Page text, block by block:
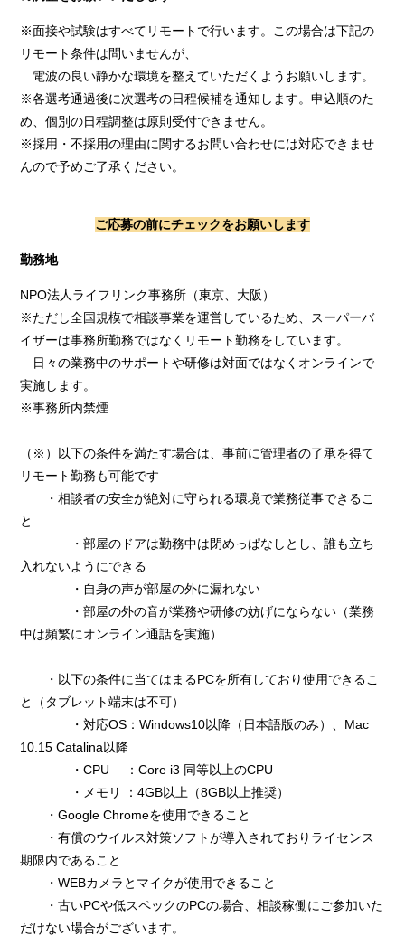
※面接や試験はすべてリモートで行います。この場合は下記の
リモート条件は問いませんが、
電波の良い静かな環境を整えていただくようお願いします。
※各選考通過後に次選考の日程候補を通知します。申込順のた
め、個別の日程調整は原則受付できません。
※採用・不採用の理由に関するお問い合わせには対応できませ
んので予めご了承ください。
ご応募の前にチェックをお願いします
勤務地
NPO法人ライフリンク事務所（東京、大阪）
※ただし全国規模で相談事業を運営しているため、スーパーバ
イザーは事務所勤務ではなくリモート勤務をしています。
日々の業務中のサポートや研修は対面ではなくオンラインで
実施します。
※事務所内禁煙
（※）以下の条件を満たす場合は、事前に管理者の了承を得て
リモート勤務も可能です
・相談者の安全が絶対に守られる環境で業務従事できるこ
と
・部屋のドアは勤務中は閉めっぱなしとし、誰も立ち
入れないようにできる
・自身の声が部屋の外に漏れない
・部屋の外の音が業務や研修の妨げにならない（業務
中は頻繁にオンライン通話を実施）
・以下の条件に当てはまるPCを所有しており使用できるこ
と（タブレット端末は不可）
・対応OS：Windows10以降（日本語版のみ）、Mac
10.15 Catalina以降
・CPU ：Core i3 同等以上のCPU
・メモリ ：4GB以上（8GB以上推奨）
・Google Chromeを使用できること
・有償のウイルス対策ソフトが導入されておりライセンス
期限内であること
・WEBカメラとマイクが使用できること
・古いPCや低スペックのPCの場合、相談稼働にご参加いた
だけない場合がございます。